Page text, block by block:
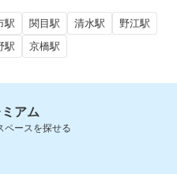
駅 関目駅 清水駅
野江駅
駅 京橋駅
アム
ペースを探せる